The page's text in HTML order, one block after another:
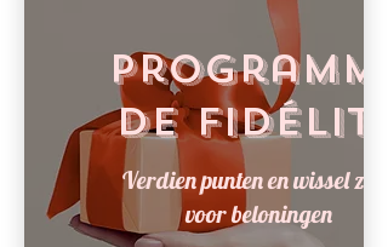
Programme
de fidélité
Verdien punten en wissel ze in
voor beloningen